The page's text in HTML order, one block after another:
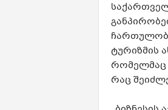
ტურიზმის
რომელმაც
რაც